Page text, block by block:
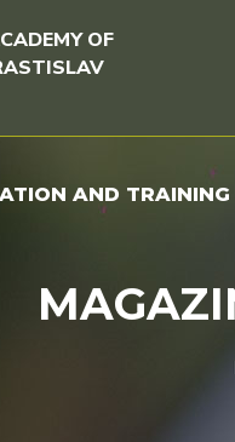
OF
AND TRAINING